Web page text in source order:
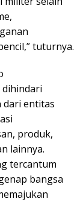
tuturnya.
dari entitas
produk,
lainnya.
tercantum
bangsa